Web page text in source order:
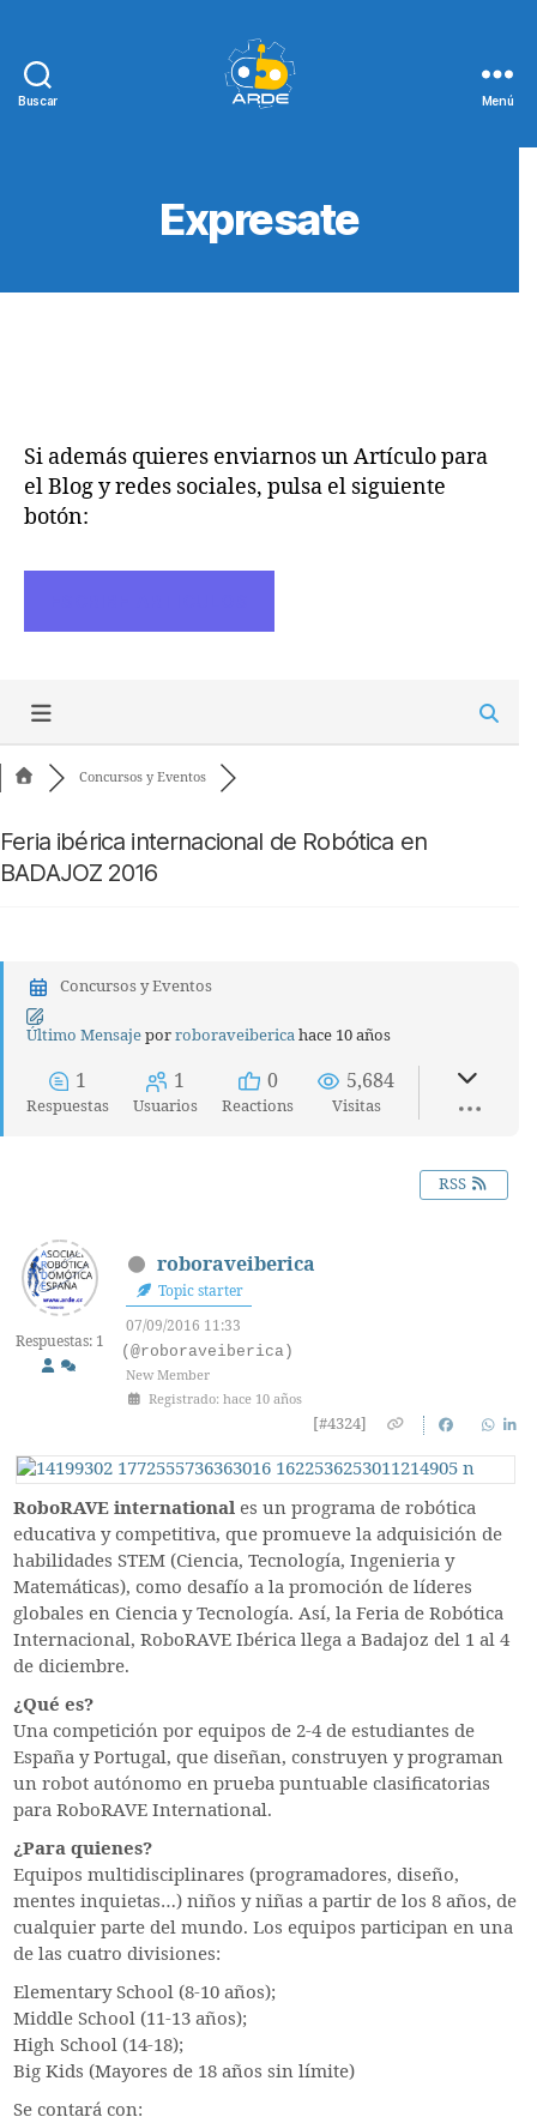
Buscar Menú
Expresate
Si además quieres enviarnos un Artículo para
el Blog y redes sociales, pulsa el siguiente
botón:
Concursos y Eventos
Feria ibérica internacional de Robótica en
BADAJOZ 2016
Concursos y Eventos
Último Mensajeporroboraveibericahace 10 años
1
Respuestas
1
Usuarios
0
Reactions
5,684
Visitas
RSS
Respuestas: 1
roboraveiberica
Topic starter
07/09/2016 11:33
(@roboraveiberica)
New Member
Registrado: hace 10 años
[#4324]
RoboRAVE international es un programa de robótica
educativa y competitiva, que promueve la adquisición de
habilidades STEM (Ciencia, Tecnología, Ingenieria y
Matemáticas), como desafío a la promoción de líderes
globales en Ciencia y Tecnología. Así, la Feria de Robótica
Internacional, RoboRAVE Ibérica llega a Badajoz del 1 al 4
de diciembre.
¿Qué es?
Una competición por equipos de 2-4 de estudiantes de
España y Portugal, que diseñan, construyen y programan
un robot autónomo en prueba puntuable clasificatorias
para RoboRAVE International.
¿Para quienes?
Equipos multidisciplinares (programadores, diseño,
mentes inquietas…) niños y niñas a partir de los 8 años, de
cualquier parte del mundo. Los equipos participan en una
de las cuatro divisiones:
Elementary School (8-10 años);
Middle School (11-13 años);
High School (14-18);
Big Kids (Mayores de 18 años sin límite)
Se contará con: